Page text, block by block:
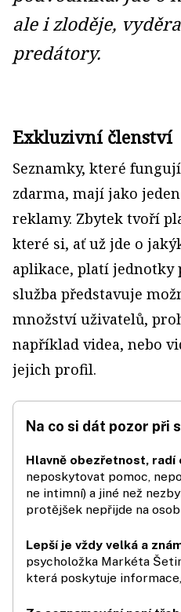
ale i zloděje,
predátory.
Exkluzivní členství
Seznamky, které
zdarma, mají jako
reklamy. Zbytek tvoří
které si, ať už jde o
aplikace, platí jednotky
služba představuje
množství uživatelů,
například videa, nebo
jejich profil.
Na co si dát pozor při
Hlavně obezřetnost, radí
neposkytovat pomoc,
ne intimní) a jiné než
protějšek nepřijde na
Lepší je vždy velká a
psycholožka Markéta
která poskytuje